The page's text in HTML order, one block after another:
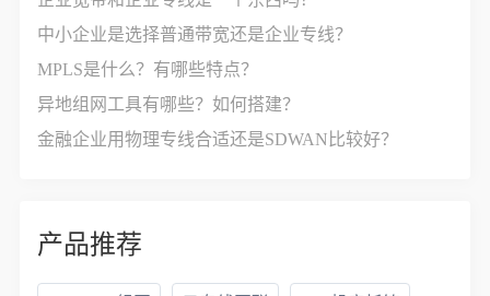
中小企业是选择普通带宽还是企业专线？
MPLS是什么？有哪些特点？
异地组网工具有哪些？如何搭建？
金融企业用物理专线合适还是SDWAN比较好？
产品推荐